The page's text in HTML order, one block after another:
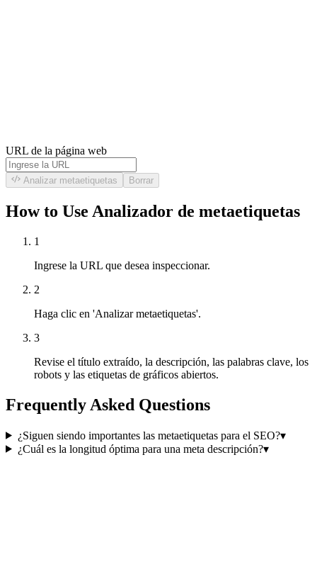
URL de la página web
Analizar metaetiquetas Borrar
How to Use Analizador de metaetiquetas
1
Ingrese la URL que desea inspeccionar.
2
Haga clic en 'Analizar metaetiquetas'.
3
Revise el título extraído, la descripción, las palabras clave, los
robots y las etiquetas de gráficos abiertos.
Frequently Asked Questions
¿Siguen siendo importantes las metaetiquetas para el SEO?▾
¿Cuál es la longitud óptima para una meta descripción?▾